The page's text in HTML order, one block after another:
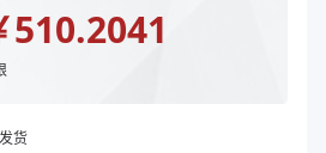
510.2041
货